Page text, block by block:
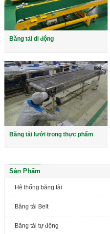
Băng tải di động
Băng tải lưới trong thực phẩm
Sản Phẩm
Hệ thống băng tải
Băng tải Belt
Băng tải tự động